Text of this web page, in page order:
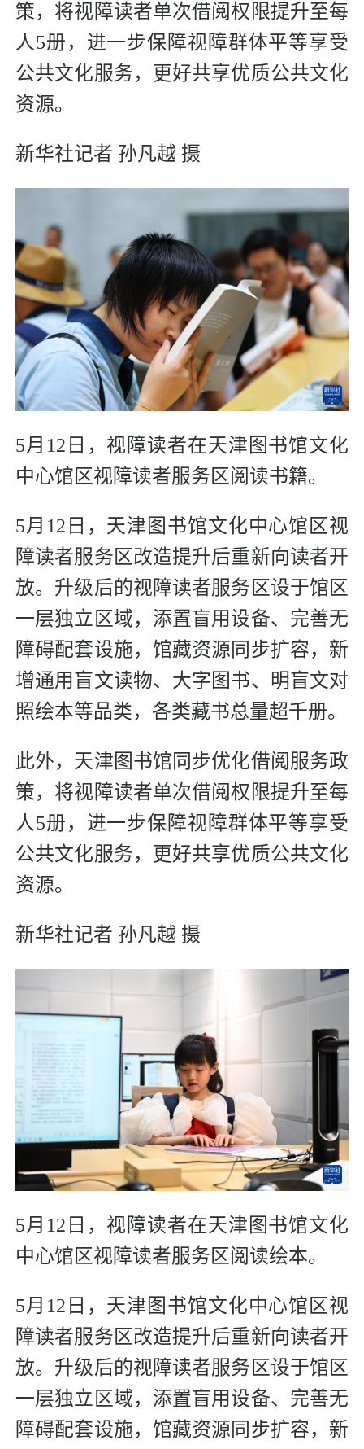
策，将视障读者单次借阅权限提升至每
人5册，进一步保障视障群体平等享受
公共文化服务，更好共享优质公共文化
资源。
新华社记者 孙凡越 摄
5月12日，视障读者在天津图书馆文化
中心馆区视障读者服务区阅读书籍。
5月12日，天津图书馆文化中心馆区视
障读者服务区改造提升后重新向读者开
放。升级后的视障读者服务区设于馆区
一层独立区域，添置盲用设备、完善无
障碍配套设施，馆藏资源同步扩容，新
增通用盲文读物、大字图书、明盲文对
照绘本等品类，各类藏书总量超千册。
此外，天津图书馆同步优化借阅服务政
策，将视障读者单次借阅权限提升至每
人5册，进一步保障视障群体平等享受
公共文化服务，更好共享优质公共文化
资源。
新华社记者 孙凡越 摄
5月12日，视障读者在天津图书馆文化
中心馆区视障读者服务区阅读绘本。
5月12日，天津图书馆文化中心馆区视
障读者服务区改造提升后重新向读者开
放。升级后的视障读者服务区设于馆区
一层独立区域，添置盲用设备、完善无
障碍配套设施，馆藏资源同步扩容，新